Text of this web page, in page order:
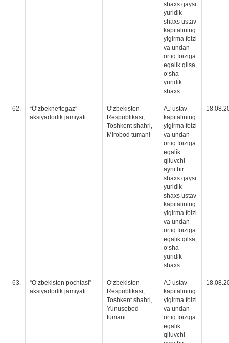
shaxs qaysi
yuridik
shaxs ustav
kapitalining
yigirma foizi
va undan
ortiq foiziga
egalik qilsa,
oʻsha
yuridik
shaxs
62.
“O‘zbekneftegaz”
aksiyadorlik jamiyati
O‘zbekiston
Respublikasi,
Toshkent shahri,
Mirobod tumani
AJ ustav
kapitalining
yigirma foizi
va undan
ortiq foiziga
egalik
qiluvchi
ayni bir
shaxs qaysi
yuridik
shaxs ustav
kapitalining
yigirma foizi
va undan
ortiq foiziga
egalik qilsa,
oʻsha
yuridik
shaxs
63.
“O‘zbekiston pochtasi”
aksiyadorlik jamiyati
O‘zbekiston
Respublikasi,
Toshkent shahri,
Yunusobod
tumani
AJ ustav
kapitalining
yigirma foizi
va undan
ortiq foiziga
egalik
qiluvchi